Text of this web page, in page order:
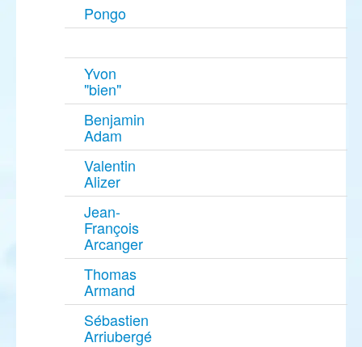
Pongo
Yvon
"bien"
Benjamin
Adam
Valentin
Alizer
Jean-
François
Arcanger
Thomas
Armand
Sébastien
Arriubergé